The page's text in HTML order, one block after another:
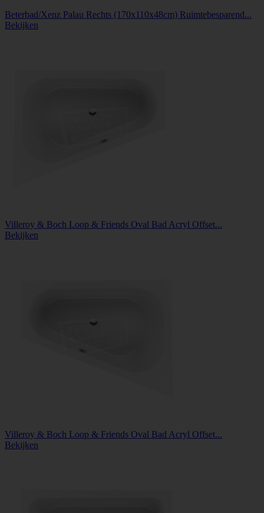
Beterbad/Xenz Palau Rechts (170x110x48cm) Ruimtebesparend...
Bekijken
Villeroy & Boch Loop & Friends Oval Bad Acryl Offset...
Bekijken
Villeroy & Boch Loop & Friends Oval Bad Acryl Offset...
Bekijken